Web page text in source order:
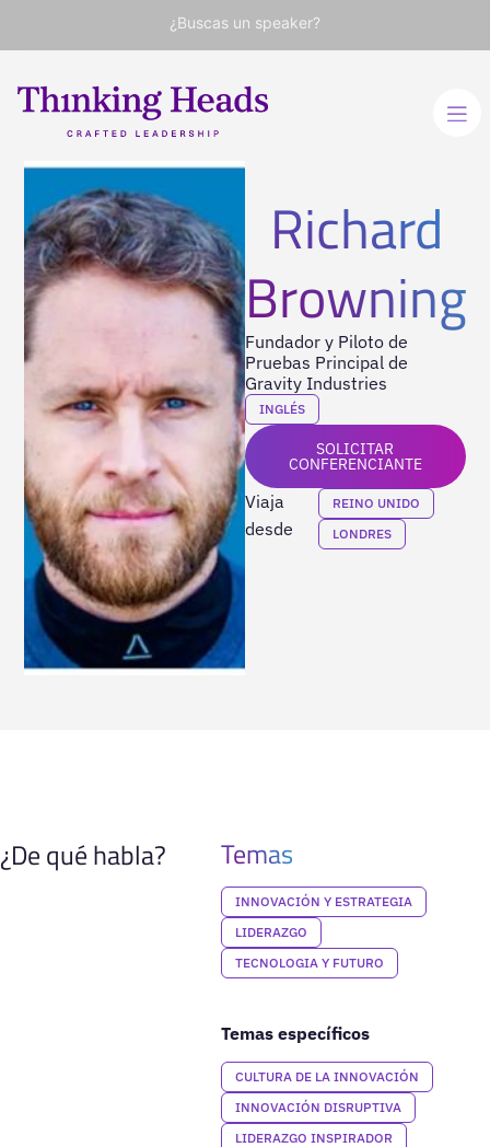
¿Buscas un speaker?
Richard
Browning
Fundador y Piloto de
Pruebas Principal de
Gravity Industries
INGLÉS
SOLICITAR
CONFERENCIANTE
Viaja
desde
REINO UNIDO
LONDRES
¿De qué habla? Temas
INNOVACIÓN Y ESTRATEGIA
LIDERAZGO
TECNOLOGIA Y FUTURO
Temas específicos
CULTURA DE LA INNOVACIÓN
INNOVACIÓN DISRUPTIVA
LIDERAZGO INSPIRADOR